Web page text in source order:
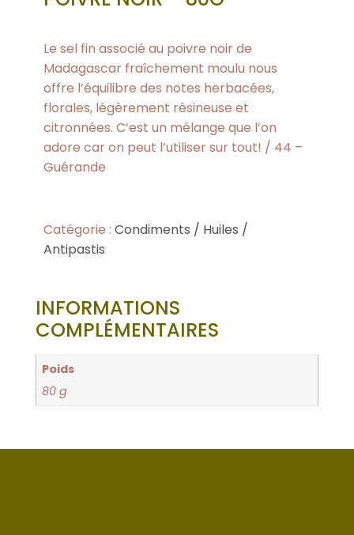
Le sel fin associé au poivre noir de
Madagascar fraîchement moulu nous
offre l’équilibre des notes herbacées,
florales, légèrement résineuse et
citronnées. C’est un mélange que l’on
adore car on peut l’utiliser sur tout! / 44 –
Guérande
Catégorie : Condiments / Huiles /
Antipastis
INFORMATIONS
COMPLÉMENTAIRES
Poids
80 g